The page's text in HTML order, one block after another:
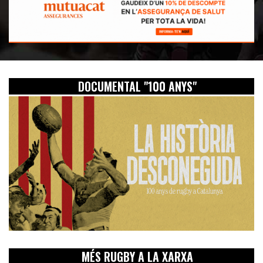
DOCUMENTAL "100 ANYS"
MÉS RUGBY A LA XARXA